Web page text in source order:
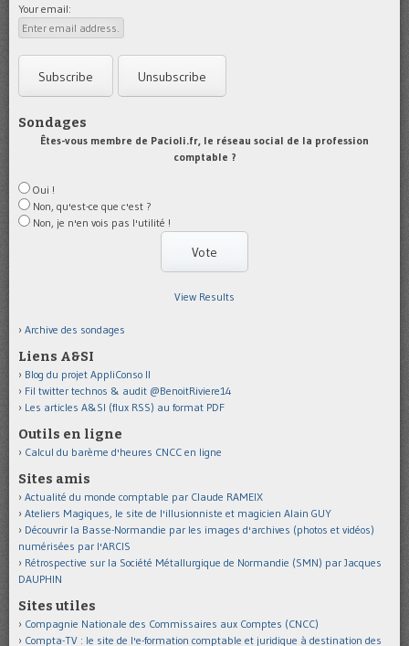
Your email:
Sondages
Êtes-vous membre de Pacioli.fr, le réseau social de la profession
comptable ?
Oui !
Non, qu'est-ce que c'est ?
Non, je n'en vois pas l'utilité !
View Results
Archive des sondages
Liens A&SI
Blog du projet AppliConso II
Fil twitter technos & audit @BenoitRiviere14
Les articles A&SI (flux RSS) au format PDF
Outils en ligne
Calcul du barème d'heures CNCC en ligne
Sites amis
Actualité du monde comptable par Claude RAMEIX
Ateliers Magiques, le site de l'illusionniste et magicien Alain GUY
Découvrir la Basse-Normandie par les images d'archives (photos et vidéos)
numérisées par l'ARCIS
Rétrospective sur la Société Métallurgique de Normandie (SMN) par Jacques
DAUPHIN
Sites utiles
Compagnie Nationale des Commissaires aux Comptes (CNCC)
Compta-TV : le site de l'e-formation comptable et juridique à destination des